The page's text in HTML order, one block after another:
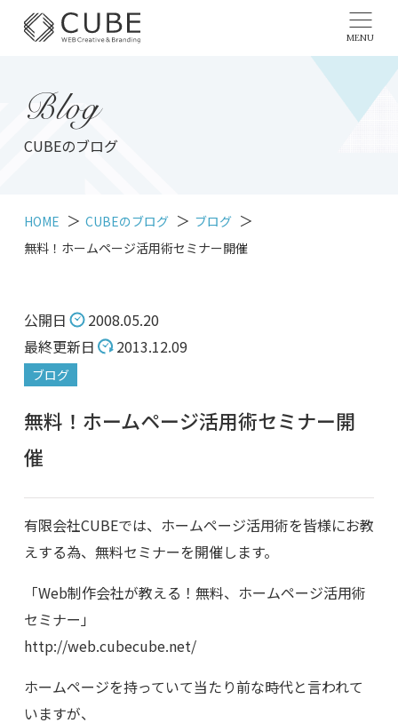
MENU
Blog
CUBEのブログ
HOME CUBEのブログ
ブログ
無料！ホームページ活用術セミナー開催
公開日
2008.05.20
最終更新日
2013.12.09
ブログ
無料！ホームページ活用術セミナー開
催
有限会社CUBEでは、ホームページ活用術を皆様にお教
えする為、無料セミナーを開催します。
「Web制作会社が教える！無料、ホームページ活用術
セミナー」
http://web.cubecube.net/
ホームページを持っていて当たり前な時代と言われて
いますが、